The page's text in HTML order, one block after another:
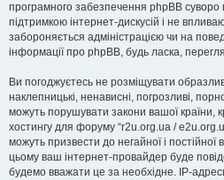
програмного забезпечення phpBB суворо
підтримкою інтернет-дискусій і не
забороняється адміністрацією чи на
інформації про phpBB, будь ласка,
Ви погоджуєтесь не розміщувати
наклепницькі, ненависні, погрозливі,
можуть порушувати закони вашої країни,
хостингу для форуму “r2u.org.ua /
можуть призвести до негайної і
цьому ваш інтернет-провайдер буде
будемо вважати це за необхідне. IP-